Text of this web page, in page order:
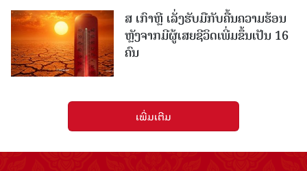
ສ ເກົາຫຼີ ເລັ່ງຮັບມືກັບຄື້ນຄວາມຮ້ອນ
ຫຼັງຈາກມີຜູ້ເສຍຊີວິດເພີ່ມຂຶ້ນເປັນ 16
ຄົນ
ເພີ່ມເຕີມ